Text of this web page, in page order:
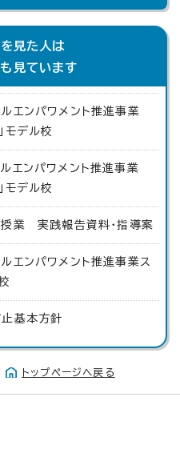
見た人は
見ています
エンパワメント推進事業
モデル校
ンパワメント推進事業
モデル校
授業 実践報告資料・指導案
ンパワメント推進事業ス
基本方針
トップページへ戻る